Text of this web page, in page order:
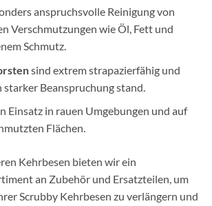
anspruchsvolle Reinigung von
Verschmutzungen wie Öl, Fett und
Schmutz.
sind extrem strapazierfähig und
starker Beanspruchung stand.
Einsatz in rauen Umgebungen und auf
Flächen.
Kehrbesen bieten wir ein
an Zubehör und Ersatzteilen, um
Scrubby Kehrbesen zu verlängern und